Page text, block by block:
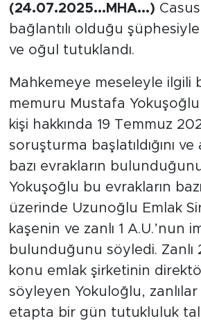
(24.07.2025...MHA...)
bağlantılı olduğu
ve oğul tutuklandı.
Mahkemeye meseleyle ilgili
memuru Mustafa Yokuşoğlu,
kişi hakkında 19 Temmuz
soruşturma başlatıldığını ve
bazı evrakların
Yokuşoğlu bu evrakların
üzerinde Uzunoğlu Emlak
kaşenin ve zanlı 1 A.U.’nun
bulunduğunu söyledi. Zanlı
konu emlak şirketinin
söyleyen Yokuloğlu, zanlılar
etapta bir gün tutukluluk